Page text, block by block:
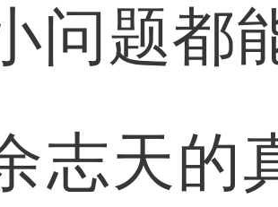
问题都
志天的